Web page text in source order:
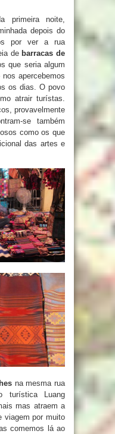
primeira noite,
depois do
por ver a rua
de barracas de
que seria algum
apercebemos
os dias. O povo
atrair turístas.
provavelmente
se também
como os que
das artes e
na mesma rua
turística Luang
mas atraem a
viagem por muito
comemos lá ao